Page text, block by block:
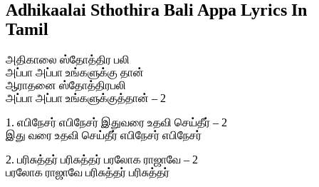
Adhikaalai Sthothira Bali Appa Lyrics In
Tamil
அதிகாலை ஸ்தோத்திர பலி
அப்பா அப்பா உங்களுக்கு தான்
ஆராதனை ஸ்தோத்திரபலி
அப்பா அப்பா உங்களுக்குத்தான் – 2
1. எபிநேசர் எபிநேசர் இதுவரை உதவி செய்தீர் – 2
இது வரை உதவி செய்தீர் எபிநேசர் எபிநேசர்
2. பரிசுத்தர் பரிசுத்தர் பரலோக ராஜாவே – 2
பரலோக ராஜாவே பரிசுத்தர் பரிசுத்தர்